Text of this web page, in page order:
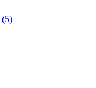
(5)